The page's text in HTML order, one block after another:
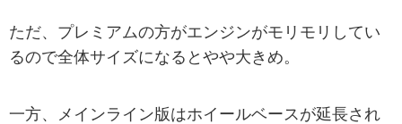
ただ、プレミアムの方がエンジンがモリモリしてい
るので全体サイズになるとやや大きめ。
一方、メインライン版はホイールベースが延長され